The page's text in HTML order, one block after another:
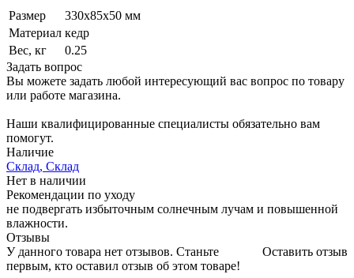
Размер
330х85х50 мм
Материал кедр
Вес, кг
0.25
Задать вопрос
Вы можете задать любой интересующий вас вопрос по товару
или работе магазина.
Наши квалифицированные специалисты обязательно вам
помогут.
Наличие
Склад, Склад
Нет в наличии
Рекомендации по уходу
не подвергать избыточным солнечным лучам и повышенной
влажности.
Отзывы
Оставить отзыв
У данного товара нет отзывов. Станьте
первым, кто оставил отзыв об этом товаре!